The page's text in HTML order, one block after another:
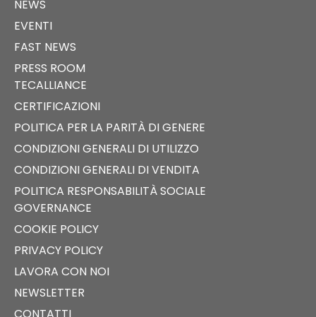
NEWS
EVENTI
FAST NEWS
PRESS ROOM
TECALLIANCE
CERTIFICAZIONI
POLITICA PER LA PARITÀ DI GENERE
CONDIZIONI GENERALI DI UTILIZZO
CONDIZIONI GENERALI DI VENDITA
POLITICA RESPONSABILITÀ SOCIALE
GOVERNANCE
COOKIE POLICY
PRIVACY POLICY
LAVORA CON NOI
NEWSLETTER